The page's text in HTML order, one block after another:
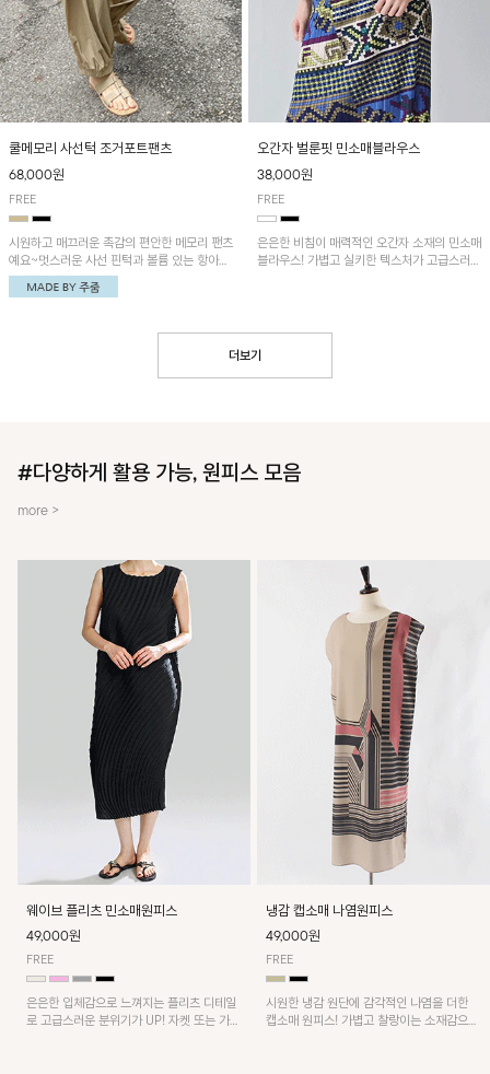
쿨메모리 사선턱 조거포트팬츠
68,000원
FREE
시원하고 매끄러운 촉감의 편안한 메모리 팬츠
예요~멋스러운 사선 핀턱과 볼륨 있는 항아리
핏이 유니크한 아이템!
오간자 벌룬핏 민소매블라우스
38,000원
FREE
은은한 비침이 매력적인 오간자 소재의 민소매
블라우스! 가볍고 실키한 텍스처가 고급스러운
더보기
#다양하게 활용 가능, 원피스 모음
more >
웨이브 플리츠 민소매원피스
49,000원
FREE
은은한 입체감으로 느껴지는 플리츠 디테일
로 고급스러운 분위기가 UP! 자켓 또는 가디
냉감 캡소매 나염원피스
49,000원
FREE
시원한 냉감 원단에 감각적인 나염을 더한
캡소매 원피스! 가볍고 찰랑이는 소재감으로